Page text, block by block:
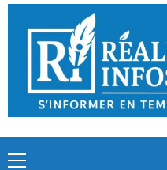
Skip
content
Primary